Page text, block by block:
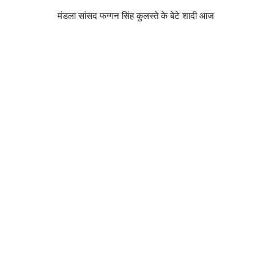
मंडला सांसद फग्गन सिंह कुलस्ते के बेटे शादी आज